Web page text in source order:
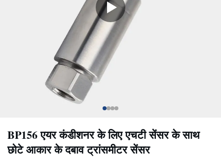
BP156 एयर कंडीशनर के लिए एचटी सेंसर के साथ
छोटे आकार के दबाव ट्रांसमीटर सेंसर